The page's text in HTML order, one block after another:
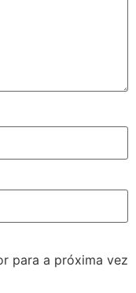
para a próxima vez